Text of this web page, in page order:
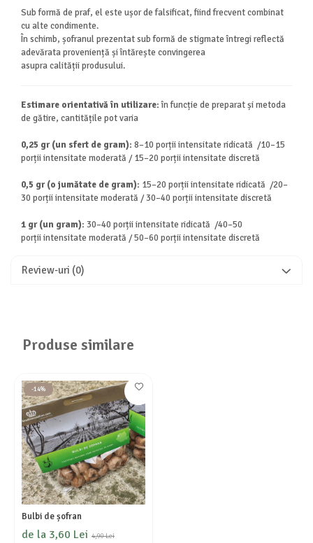
Sub formă de praf, el este ușor de falsificat, fiind frecvent combinat
cu alte condimente.
În schimb, șofranul prezentat sub formă de stigmate întregi reflectă
adevărata proveniență și întărește convingerea
asupra calității produsului.
Estimare orientativă în utilizare:în funcție de preparat și metoda
de gătire, cantitățile pot varia
0,25 gr (un sfert de gram): 8–10 porții intensitate ridicată /10–15
porții intensitate moderată / 15–20 porții intensitate discretă
0,5 gr (o jumătate de gram): 15–20 porții intensitate ridicată /20–
30 porții intensitate moderată / 30–40 porții intensitate discretă
1 gr (un gram): 30–40 porții intensitate ridicată /40–50
porții intensitate moderată / 50–60 porții intensitate discretă
Review-uri (0)
Produse similare
-14%
Bulbi de șofran
4,90 Lei
de la 3,60 Lei